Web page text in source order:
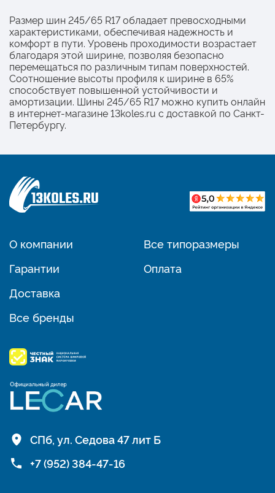
Размер шин 245/65 R17 обладает превосходными
характеристиками, обеспечивая надежность и
комфорт в пути. Уровень проходимости возрастает
благодаря этой ширине, позволяя безопасно
перемещаться по различным типам поверхностей.
Соотношение высоты профиля к ширине в 65%
способствует повышенной устойчивости и
амортизации. Шины 245/65 R17 можно купить онлайн
в интернет-магазине 13koles.ru с доставкой по Санкт-
Петербургу.
О компании
Гарантии
Доставка
Все бренды
Все типоразмеры
Оплата
СПб, ул. Седова 47 лит Б
+7 (952) 384-47-16